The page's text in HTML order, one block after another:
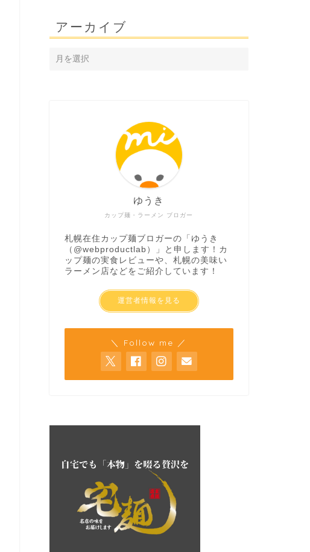
アーカイブ
カップ麺・ラーメン ブロガー
ゆうき
札幌在住カップ麺ブロガーの「ゆうき
（ @webproductlab ）」と申します！カ
ップ麺の実食レビューや、札幌の美味い
ラーメン店などをご紹介しています！
運営者情報を見る
＼ Follow me ／